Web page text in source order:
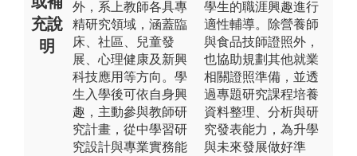
充說
明
外，系上教師各具專
精研究領域，涵蓋臨
床、社區、兒童發
展、心理健康及新興
科技應用等方向。學
生入學後可依自身興
趣，主動參與教師研
究計畫，從中學習研
究設計與專業實務能
學生的職涯興趣進行
適性輔導。除營養師
與食品技師證照外，
也協助規劃其他就業
相關證照準備，並透
過專題研究課程培養
資料整理、分析與研
究發表能力，為升學
與未來發展做好準